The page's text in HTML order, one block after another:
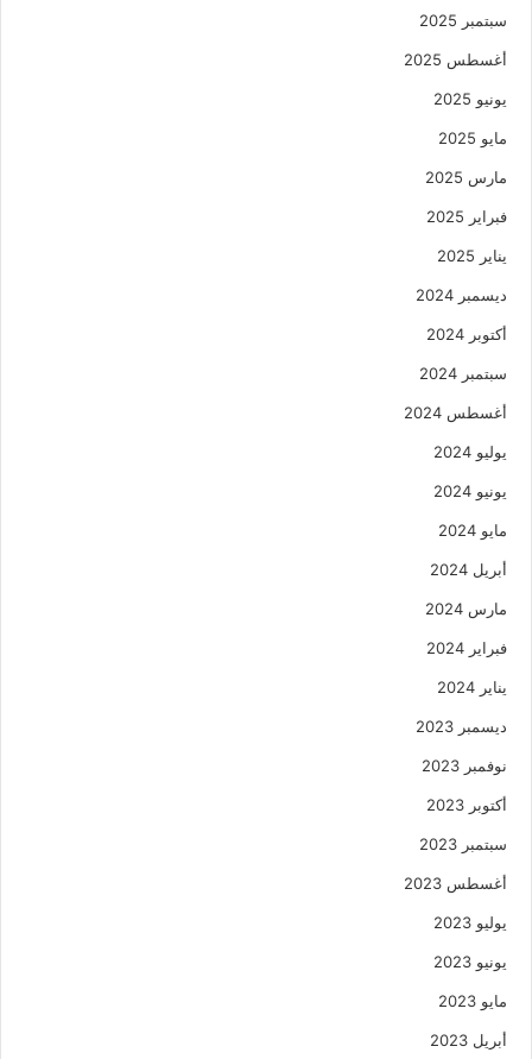
سبتمبر 2025
أغسطس 2025
يونيو 2025
مايو 2025
مارس 2025
فبراير 2025
يناير 2025
ديسمبر 2024
أكتوبر 2024
سبتمبر 2024
أغسطس 2024
يوليو 2024
يونيو 2024
مايو 2024
أبريل 2024
مارس 2024
فبراير 2024
يناير 2024
ديسمبر 2023
نوفمبر 2023
أكتوبر 2023
سبتمبر 2023
أغسطس 2023
يوليو 2023
يونيو 2023
مايو 2023
أبريل 2023